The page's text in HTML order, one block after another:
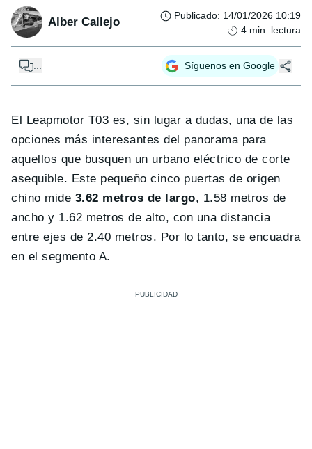
Alber Callejo Publicado: 14/01/2026 10:19
4 min. lectura
... Síguenos en Google
El Leapmotor T03 es, sin lugar a dudas, una de las
opciones más interesantes del panorama para
aquellos que busquen un urbano eléctrico de corte
asequible. Este pequeño cinco puertas de origen
chino mide 3.62 metros de largo, 1.58 metros de
ancho y 1.62 metros de alto, con una distancia
entre ejes de 2.40 metros. Por lo tanto, se encuadra
en el segmento A.